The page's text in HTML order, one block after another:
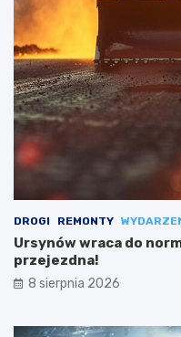
DROGI REMONTY
Ursynów wraca do
przejezdna!
8 sierpnia 2026